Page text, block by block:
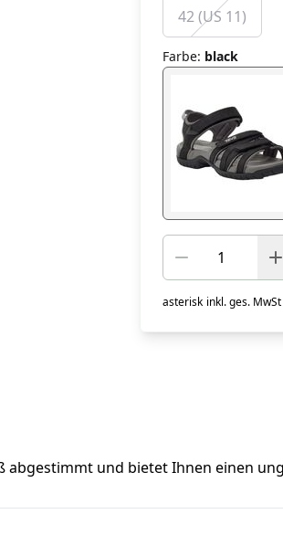
42 (US 11)
Farbe: black
asterisk inkl. ges. MwSt
und bietet Ihnen einen